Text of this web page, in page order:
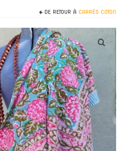
paréos, carrés
Corda
DE RETOUR À CARRÉS COTON